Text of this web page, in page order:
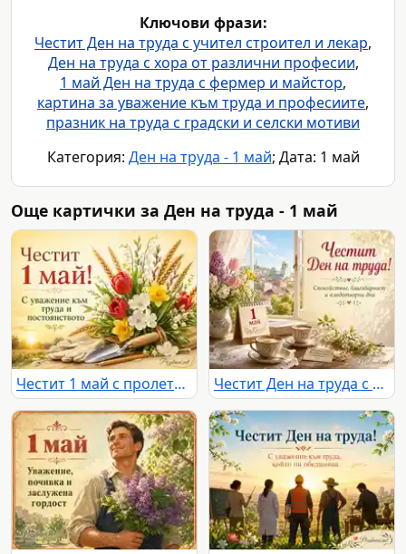
Ключови фрази:
Честит Ден на труда с учител строител и лекар,
Ден на труда с хора от различни професии,
1 май Ден на труда с фермер и майстор,
картина за уважение към труда и професиите,
празник на труда с градски и селски мотиви
Категория: Ден на труда - 1 май; Дата: 1 май
Още картички за Ден на труда - 1 май
Честит 1 май с пролетен букет, житни класове и символи на труда Честит Ден на труда с пролетни цветя, кафе и благодарност